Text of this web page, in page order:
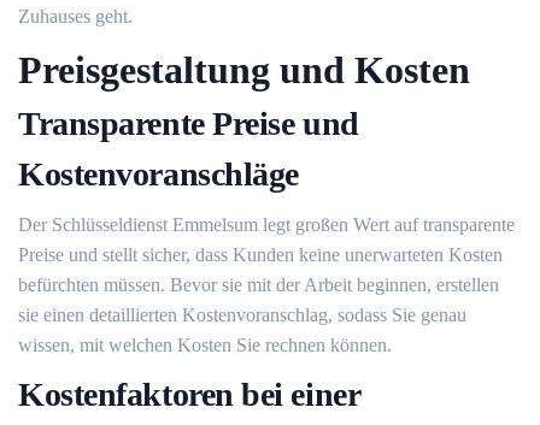
Zuhauses geht.​
Preisgestaltung und Kosten
Transparente Preise und
Kostenvoranschläge
Der Schlüsseldienst Emmelsum legt großen Wert auf transparente
Preise und stellt sicher, dass Kunden keine unerwarteten Kosten
befürchten müssen.​ Bevor sie mit der Arbeit beginnen, erstellen
sie einen detaillierten Kostenvoranschlag, sodass Sie genau
wissen, mit welchen Kosten Sie rechnen können.​
Kostenfaktoren bei einer